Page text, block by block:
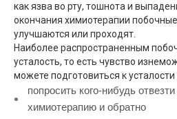
как язва во рту, тошнота и
окончания химиотерапии
улучшаются или проходят.
Наиболее распространенным
усталость, то есть чувство
можете подготовиться к
попросить кого-нибудь
химиотерапию и обратно